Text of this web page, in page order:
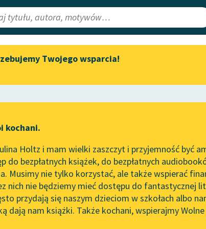
Lektury
redakcyjne
Aktualności
Zapraszamy na spotkanie
literatury skandynawskiej
Wolne Lektury na 32.
Pol’and’Rock Festivalu
„Kochanek Lady Chatterley”
do słuchania na Wolnych
Lekturach
Nowy audiobook – „Marzenie
Mapa
API
OAI-
Widget
Twojego wsparcia!
kochani.
Holtz i mam wielki zaszczyt i przyjemność być
do bezpłatnych książek, do bezpłatnych
Musimy nie tylko korzystać, ale także wspierać
nich nie będziemy mieć dostępu do fantastycznej
przydają się naszym dzieciom w szkołach albo
dają nam książki. Także kochani, wspierajmy
Eleonora Kalkowska✖